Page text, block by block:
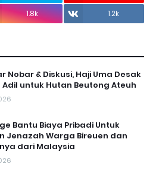
1.8k 1.2k
Nobar & Diskusi, Haji Uma Desak
Adil untuk Hutan Beutong Ateuh
Bantu Biaya Pribadi Untuk
Jenazah Warga Bireuen dan
dari Malaysia